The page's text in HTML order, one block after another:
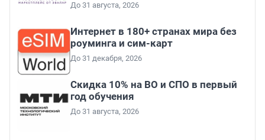
До 31 августа, 2026
Интернет в 180+ странах мира без
роуминга и сим-карт
До 31 декабря, 2026
Скидка 10% на ВО и СПО в первый
год обучения
До 31 августа, 2026